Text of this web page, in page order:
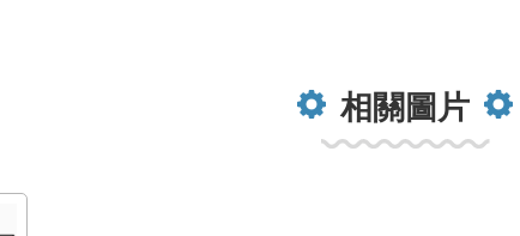
相關圖片